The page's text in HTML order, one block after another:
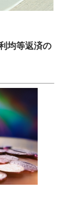
均等返済の